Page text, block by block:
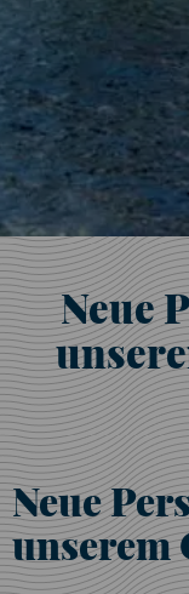
Neue
Neue
unserem